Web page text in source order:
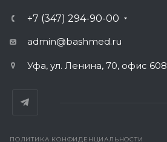
+7 (347) 294-90-00
admin@bashmed.ru
Уфа, ул. Ленина, 70, офис 608
ПОЛИТИКА КОНФИДЕНЦИАЛЬНОСТИ